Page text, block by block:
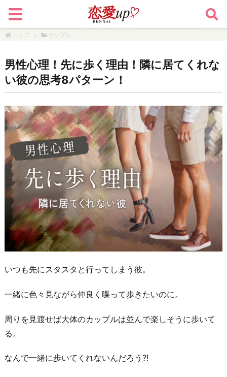
トップ > カップル
男性心理！先に歩く理由！隣に居てくれな
い彼の思考8パターン！
いつも先にスタスタと行ってしまう彼。
一緒に色々見ながら仲良く喋って歩きたいのに。
周りを見渡せば大体のカップルは並んで楽しそうに歩いて
る。
なんで一緒に歩いてくれないんだろう?!